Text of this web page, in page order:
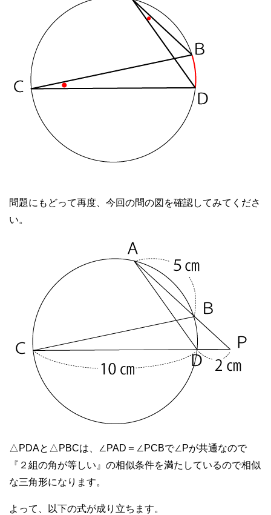
問題にもどって再度、今回の問の図を確認してみてくださ
い。
△PDAと△PBCは、∠PAD＝∠PCBで∠Pが共通なので
『２組の角が等しい』の相似条件を満たしているので相似
な三角形になります。
よって、以下の式が成り立ちます。